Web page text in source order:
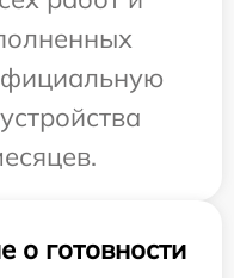
готовности